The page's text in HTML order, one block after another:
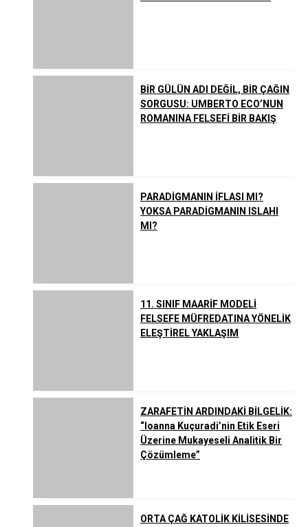
BİR GÜLÜN ADI DEĞİL, BİR ÇAĞIN
SORGUSU: UMBERTO ECO’NUN
ROMANINA FELSEFİ BİR BAKIŞ
PARADİGMANIN İFLASI MI?
YOKSA PARADİGMANIN ISLAHI
MI?
11. SINIF MAARİF MODELİ
FELSEFE MÜFREDATINA YÖNELİK
ELEŞTİREL YAKLAŞIM
ZARAFETİN ARDINDAKİ BİLGELİK:
“Ioanna Kuçuradi’nin Etik Eseri
Üzerine Mukayeseli Analitik Bir
Çözümleme”
ORTA ÇAĞ KATOLİK KİLİSESİNDE